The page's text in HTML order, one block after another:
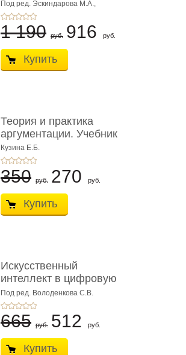
Под ред. Эскиндарова М.А.,
Чумакова А.Н.
1 190 руб. 916 руб.
Купить
Теория и практика
аргументации. Учебник
Кузина Е.Б.
350 руб. 270 руб.
Купить
Искусственный
интеллект в цифровую
эпоху: фил� ...
Под ред. Володенкова С.В.
665 руб. 512 руб.
Купить